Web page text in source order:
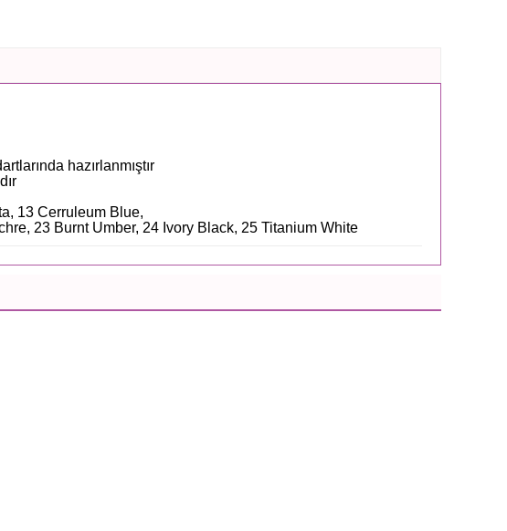
hazırlanmıştır
13 Cerruleum Blue,
23 Burnt Umber, 24 Ivory Black, 25 Titanium White